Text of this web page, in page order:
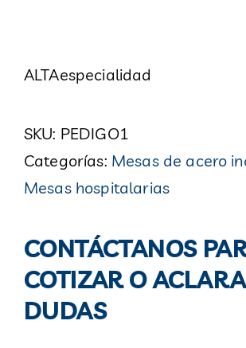
ALTAespecialidad
SKU: PEDIGO1
Categorías: Mesas de acero
Mesas hospitalarias
PARA
COTIZAR
O
ACLARAR
CONTÁCTANOS
COTIZAR O
DUDAS